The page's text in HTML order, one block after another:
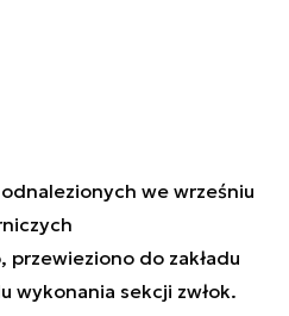
we wrześniu
do zakładu
wykonania sekcji zwłok.